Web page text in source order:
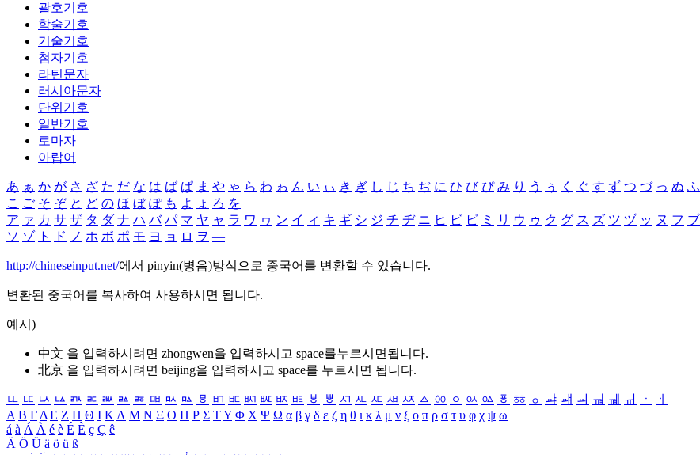
괄호기호
학술기호
기술기호
첨자기호
라틴문자
러시아문자
단위기호
일반기호
로마자
아랍어
あ ぁ か が さ ざ た だ な は ば ぱ ま や ゃ ら わ ゎ ん い ぃ き ぎ し じ ち ぢ に ひ び ぴ み り う ぅ く ぐ す ず つ づ っ ぬ ふ
こ ご そ ぞ と ど の ほ ぼ ぽ も よ ょ ろ を
ア ァ カ サ ザ タ ダ ナ ハ バ パ マ ヤ ャ ラ ワ ヮ ン イ ィ キ ギ シ ジ チ ヂ ニ ヒ ビ ピ ミ リ ウ ゥ ク グ ス ズ ツ ヅ ッ ヌ フ ブ
ソ ゾ ト ド ノ ホ ボ ポ モ ヨ ョ ロ ヲ ―
http://chineseinput.net/에서 pinyin(병음)방식으로 중국어를 변환할 수 있습니다.
변환된 중국어를 복사하여 사용하시면 됩니다.
예시)
中文 을 입력하시려면 zhongwen을 입력하시고 space를누르시면됩니다.
北京 을 입력하시려면 beijing을 입력하시고 space를 누르시면 됩니다.
ㅥ ㅦ ㅧ ㅨ ㅩ ㅪ ㅫ ㅬ ㅭ ㅮ ㅯ ㅰ ㅱ ㅲ ㅳ ㅴ ㅵ ㅶ ㅷ ㅸ ㅹ ㅺ ㅻ ㅼ ㅽ ㅾ ㅿ ㆀ ㆁ ㆂ ㆃ ㆄ ㆅ ㆆ ㆇ ㆈ ㆉ ㆊ ㆋ ㆌ ㆍ
ㆎ
Α Β ΓΔ Ε Ζ Η Θ Ι ΚΛ Μ Ν Ξ Ο Π Ρ Σ ΤΥ Φ Χ Ψ Ω α β γ δ ε ζ η θ ι κ λ μ ν ξ ο π ρ σ τ υ φ χ ψ ω
á à Á À é è É È ç Ç ê
Ä Ö Ü ä ö ü ß